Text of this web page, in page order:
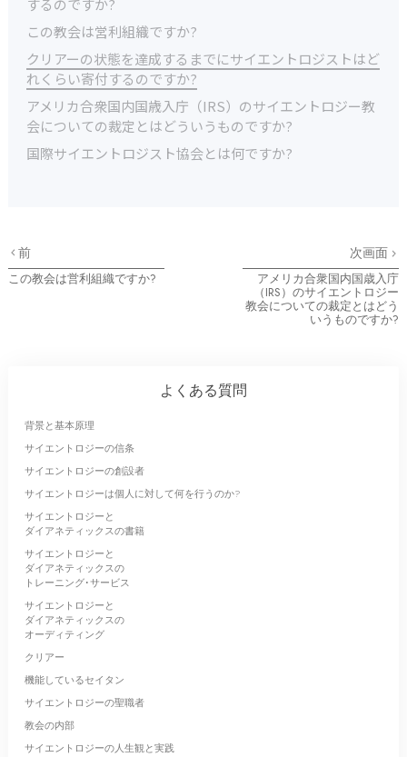
するのですか?
この教会は営利組織ですか?
クリアーの状態を達成するまでにサイエントロジストはど
れくらい寄付するのですか?
アメリカ合衆国内国歳入庁（IRS）のサイエントロジー教
会についての裁定とはどういうものですか?
国際サイエントロジスト協会とは何ですか?
前
この教会は営利組織ですか?
次画面
アメリカ合衆国内国歳入庁
（IRS）のサイエントロジー
教会についての裁定とはどう
いうものですか?
よくある質問
背景と基本原理
サイエントロジーの信条
サイエントロジーの創設者
サイエントロジーは個人に対して何を行うのか?
サイエントロジーと
ダイアネティックスの書籍
サイエントロジーと
ダイアネティックスの
トレーニング･サービス
サイエントロジーと
ダイアネティックスの
オーディティング
クリアー
機能しているセイタン
サイエントロジーの聖職者
教会の内部
サイエントロジーの人生観と実践